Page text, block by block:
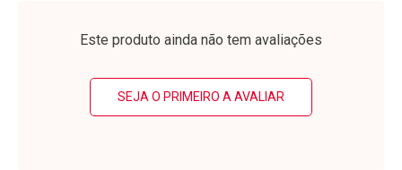
Laboratório
Por Menos Laboratório
Por Menos
Este produto ainda não tem avaliações
SEJA O PRIMEIRO A AVALIAR